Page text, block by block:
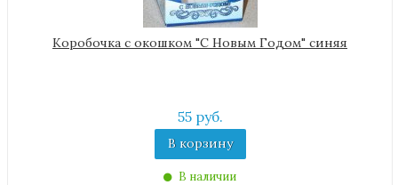
Коробочка с окошком "С Новым Годом" синяя
55 руб.
В корзину
В наличии